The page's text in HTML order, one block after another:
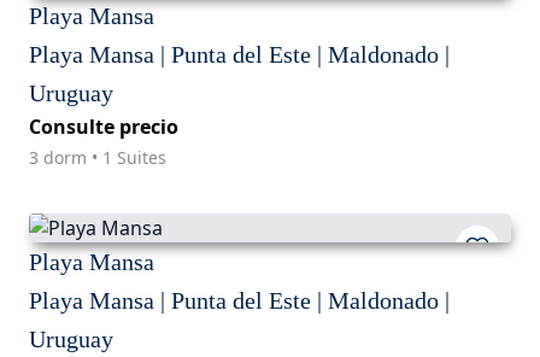
Playa Mansa
Playa Mansa | Punta del Este | Maldonado |
Uruguay
Consulte precio
3 dorm • 1 Suites
Playa Mansa
Playa Mansa | Punta del Este | Maldonado |
Uruguay